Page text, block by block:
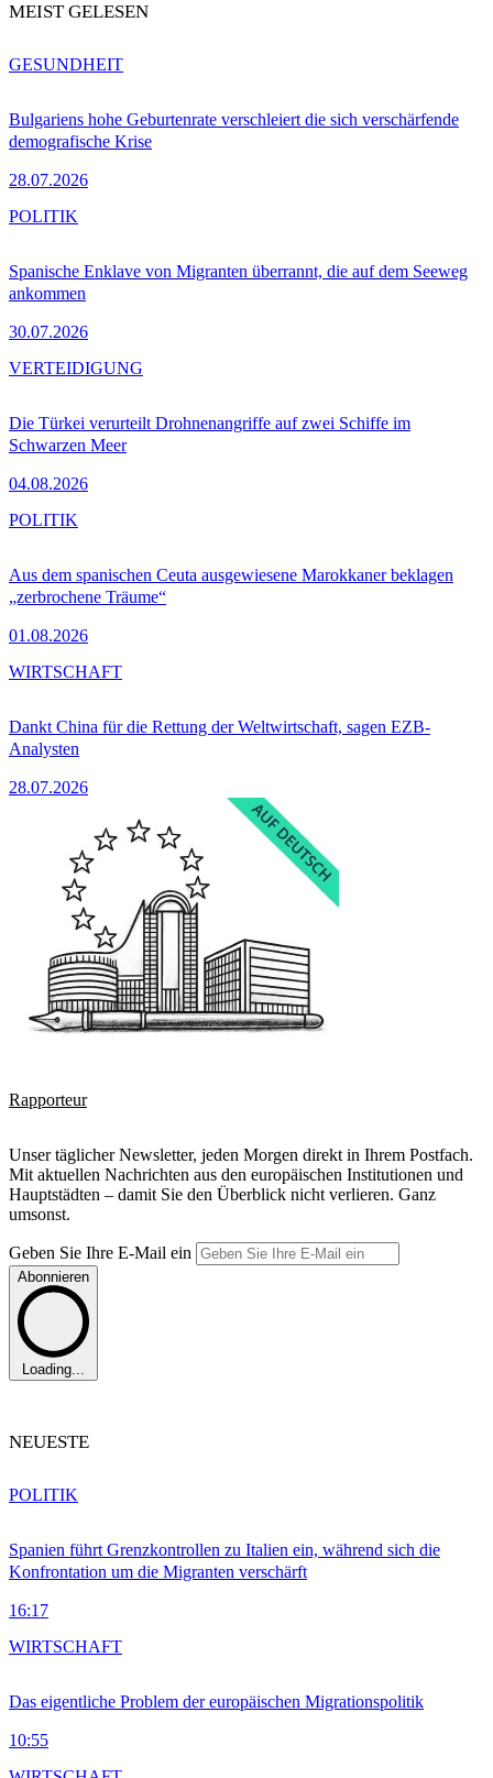
MEIST GELESEN
Bulgariens hohe Geburtenrate verschleiert die sich verschärfende
demografische Krise
28.07.2026
GESUNDHEIT
Spanische Enklave von Migranten überrannt, die auf dem Seeweg
ankommen
30.07.2026
POLITIK
Die Türkei verurteilt Drohnenangriffe auf zwei Schiffe im
Schwarzen Meer
04.08.2026
VERTEIDIGUNG
Aus dem spanischen Ceuta ausgewiesene Marokkaner beklagen
„zerbrochene Träume“
01.08.2026
POLITIK
Dankt China für die Rettung der Weltwirtschaft, sagen EZB-
Analysten
28.07.2026
WIRTSCHAFT
Rapporteur
Unser täglicher Newsletter, jeden Morgen direkt in Ihrem Postfach.
Mit aktuellen Nachrichten aus den europäischen Institutionen und
Hauptstädten – damit Sie den Überblick nicht verlieren. Ganz
umsonst.
Geben Sie Ihre E-Mail ein
Abonnieren
Loading...
NEUESTE
Spanien führt Grenzkontrollen zu Italien ein, während sich die
Konfrontation um die Migranten verschärft
16:17
POLITIK
Das eigentliche Problem der europäischen Migrationspolitik
10:55
WIRTSCHAFT